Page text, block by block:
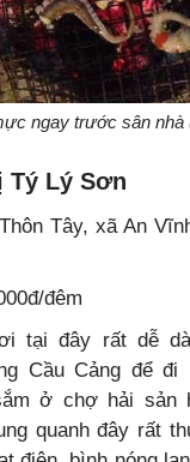
ngay trước sân nhà
Tý Lý Sơn
Tây, xã An
đêm
tại đây rất dễ
Cầu Cảng để đi
ở chợ hải sản
quanh đây rất